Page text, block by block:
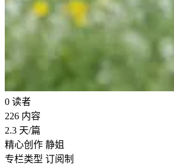
0 读者
226 内容
2.3 天/篇
精心创作 静姐
专栏类型 订阅制